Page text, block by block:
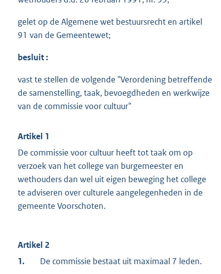
gelet op de Algemene wet bestuursrecht en artikel
91 van de Gemeentewet;
besluit :
vast te stellen de volgende "Verordening betreffende
de samenstelling, taak, bevoegdheden en werkwijze
van de commissie voor cultuur"
Artikel 1
De commissie voor cultuur heeft tot taak om op
verzoek van het college van burgemeester en
wethouders dan wel uit eigen beweging het college
te adviseren over culturele aangelegenheden in de
gemeente Voorschoten.
Artikel 2
1.
De commissie bestaat uit maximaal 7 leden.